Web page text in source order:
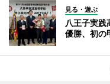
見る・遊ぶ
八王子実
優勝、初の